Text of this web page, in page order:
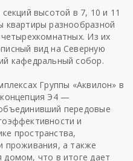
высотой в 7, 10 и 11
квартиры разнообразной
Из их
вид на Северную
кафедральный собор.
Группы «Аквилон» в
концепция Э4 —
передовые
и
пространства,
проживания, а также
домом, что в итоге дает